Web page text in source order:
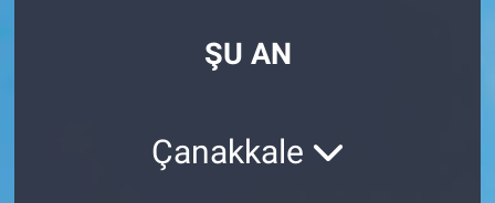
ŞU AN
Çanakkale